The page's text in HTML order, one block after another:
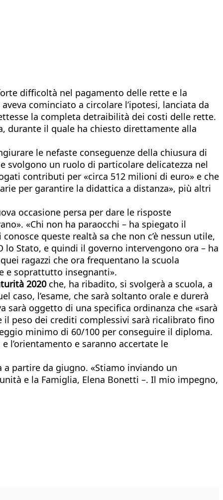
difficoltà nel pagamento delle rette e la
cominciato a circolare l’ipotesi, lanciata da
la completa detraibilità dei costi delle rette.
durante il quale ha chiesto direttamente alla
le nefaste conseguenze della chiusura di
svolgono un ruolo di particolare delicatezza nel
contributi per «circa 512 milioni di euro» e che
per garantire la didattica a distanza», più altri
occasione persa per dare le risposte
«Chi non ha paraocchi – ha spiegato il
queste realtà sa che non c’è nessun utile,
Stato, e quindi il governo intervengono ora – ha
ragazzi che ora frequentano la scuola
e soprattutto insegnanti».
2020che, ha ribadito, si svolgerà a scuola, a
caso, l’esame, che sarà soltanto orale e durerà
sarà oggetto di una specifica ordinanza che «sarà
peso dei crediti complessivi sarà ricalibrato fino
minimo di 60/100 per conseguire il diploma.
l’orientamento e saranno accertate le
partire da giugno. «Stiamo inviando un
e la Famiglia, Elena Bonetti –. Il mio impegno,